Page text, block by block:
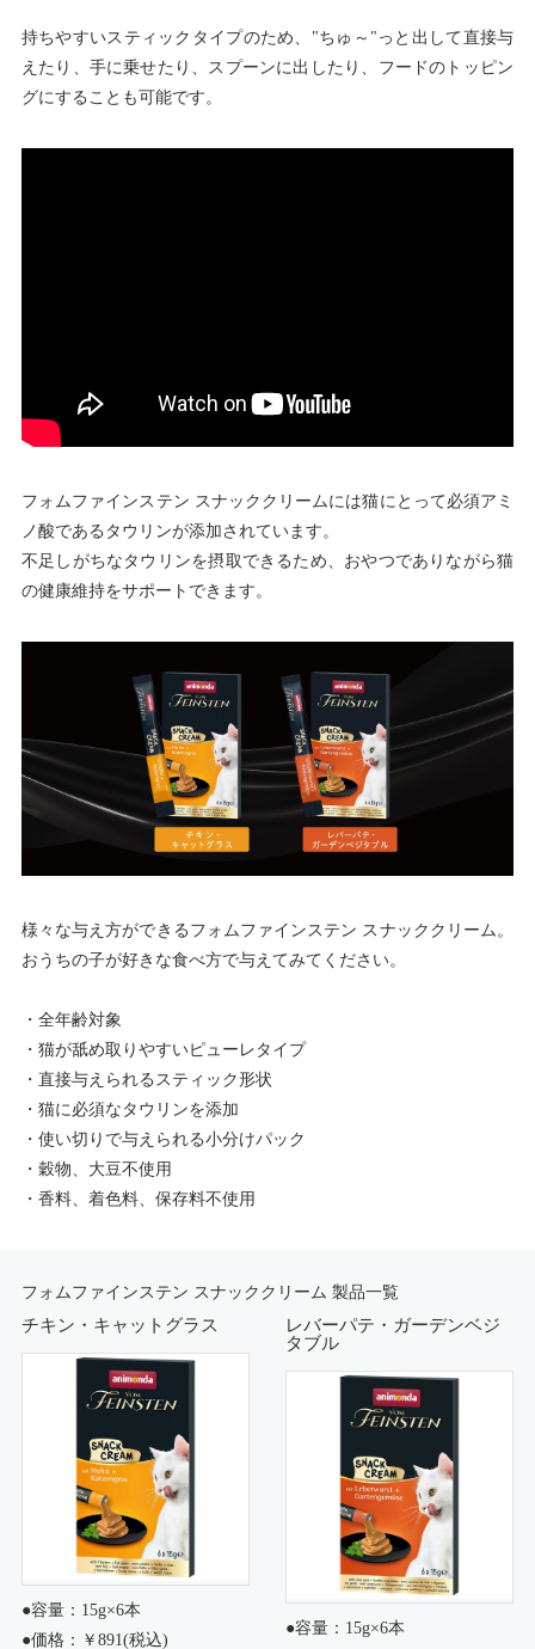
持ちやすいスティックタイプのため、"ちゅ～"っと出して直接与
えたり、手に乗せたり、スプーンに出したり、フードのトッピン
グにすることも可能です。
フォムファインステン スナッククリームには猫にとって必須アミ
ノ酸であるタウリンが添加されています。
不足しがちなタウリンを摂取できるため、おやつでありながら猫
の健康維持をサポートできます。
様々な与え方ができるフォムファインステン スナッククリーム。
おうちの子が好きな食べ方で与えてみてください。
・全年齢対象
・猫が舐め取りやすいピューレタイプ
・直接与えられるスティック形状
・猫に必須なタウリンを添加
・使い切りで与えられる小分けパック
・穀物、大豆不使用
・香料、着色料、保存料不使用
フォムファインステン スナッククリーム 製品一覧
チキン・キャットグラス
●容量：15g×6本
●価格：￥891(税込)
レバーパテ・ガーデンベジ
タブル
●容量：15g×6本